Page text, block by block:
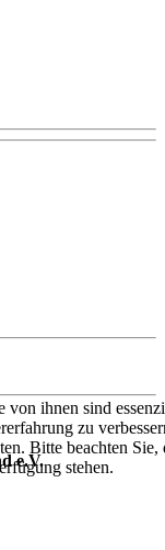
e.V.
ihnen sind
zu
Bitte beachten
stehen.